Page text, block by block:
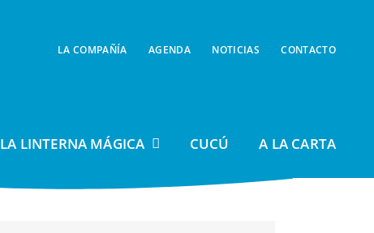
LA COMPAÑÍA AGENDA NOTICIAS CONTACTO
LA LINTERNA MÁGICA CUCÚ A LA CARTA